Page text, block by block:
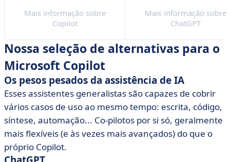
Mais informação sobre
Copilot
Mais informação sobre
ChatGPT
Nossa seleção de alternativas para o
Microsoft Copilot
Os pesos pesados da assistência de IA
Esses assistentes generalistas são capazes de cobrir
vários casos de uso ao mesmo tempo: escrita, código,
síntese, automação... Co-pilotos por si só, geralmente
mais flexíveis (e às vezes mais avançados) do que o
próprio Copilot.